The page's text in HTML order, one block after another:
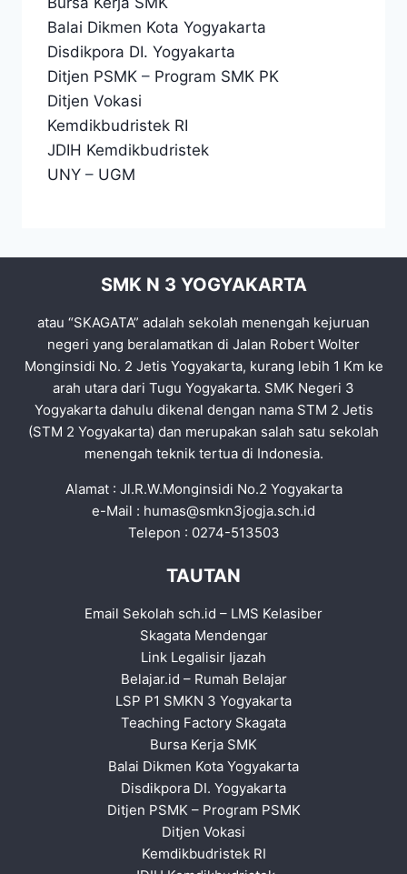
Balai Dikmen Kota Yogyakarta
Disdikpora DI. Yogyakarta
Ditjen PSMK – Program SMK PK
Ditjen Vokasi
Kemdikbudristek RI
JDIH Kemdikbudristek
UNY – UGM
SMK N 3 YOGYAKARTA
atau “SKAGATA” adalah sekolah menengah kejuruan
negeri yang beralamatkan di Jalan Robert Wolter
Monginsidi No. 2 Jetis Yogyakarta, kurang lebih 1 Km ke
arah utara dari Tugu Yogyakarta. SMK Negeri 3
Yogyakarta dahulu dikenal dengan nama STM 2 Jetis
(STM 2 Yogyakarta) dan merupakan salah satu sekolah
menengah teknik tertua di Indonesia.
Alamat : Jl.R.W.Monginsidi No.2 Yogyakarta
e-Mail : humas@smkn3jogja.sch.id
Telepon : 0274-513503
TAUTAN
Email Sekolah sch.id – LMS Kelasiber
Skagata Mendengar
Link Legalisir Ijazah
Belajar.id – Rumah Belajar
LSP P1 SMKN 3 Yogyakarta
Teaching Factory Skagata
Bursa Kerja SMK
Balai Dikmen Kota Yogyakarta
Disdikpora DI. Yogyakarta
Ditjen PSMK – Program PSMK
Ditjen Vokasi
Kemdikbudristek RI